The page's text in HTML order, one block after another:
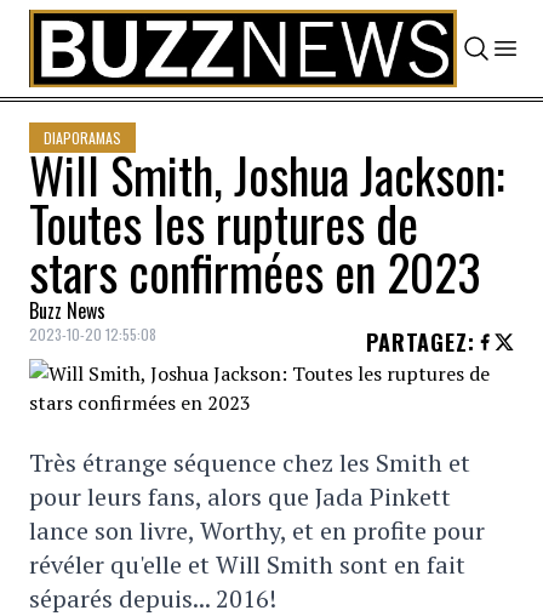
Skip to content
DIAPORAMAS
Will Smith, Joshua Jackson:
Toutes les ruptures de
stars confirmées en 2023
Buzz News
2023-10-20 12:55:08 PARTAGEZ:
Très étrange séquence chez les Smith et
pour leurs fans, alors que Jada Pinkett
lance son livre, Worthy, et en profite pour
révéler qu'elle et Will Smith sont en fait
séparés depuis... 2016!